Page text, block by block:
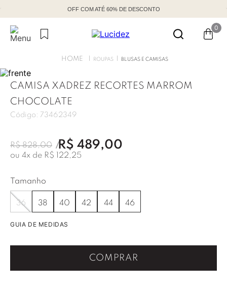
OFF COM ATÉ 60% DE DESCONTO
0
ROUPAS BLUSAS E CAMISAS
CAMISA XADREZ RECORTES MARROM
CHOCOLATE
Código: 73462349
R$ 828,00 R$ 489,00
ou 4x de R$ 122,25
Tamanho
36 38 40 42 44 46
GUIA DE MEDIDAS
COMPRAR